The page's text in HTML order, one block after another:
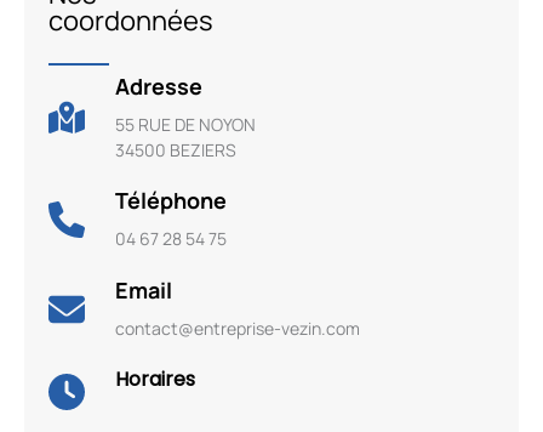
coordonnées
Adresse
55 RUE DE NOYON
34500 BEZIERS
Téléphone
04 67 28 54 75
Email
contact@entreprise-vezin.com
Horaires